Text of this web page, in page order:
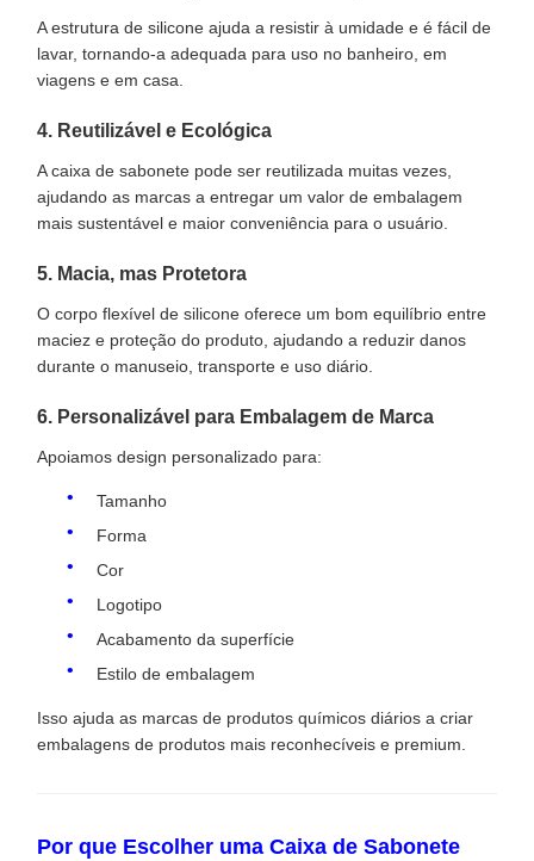
A estrutura de silicone ajuda a resistir à umidade e é fácil de
lavar, tornando-a adequada para uso no banheiro, em
viagens e em casa.
4. Reutilizável e Ecológica
A caixa de sabonete pode ser reutilizada muitas vezes,
ajudando as marcas a entregar um valor de embalagem
mais sustentável e maior conveniência para o usuário.
5. Macia, mas Protetora
O corpo flexível de silicone oferece um bom equilíbrio entre
maciez e proteção do produto, ajudando a reduzir danos
durante o manuseio, transporte e uso diário.
6. Personalizável para Embalagem de Marca
Apoiamos design personalizado para:
Tamanho
Forma
Cor
Logotipo
Acabamento da superfície
Estilo de embalagem
Isso ajuda as marcas de produtos químicos diários a criar
embalagens de produtos mais reconhecíveis e premium.
Por que Escolher uma Caixa de Sabonete